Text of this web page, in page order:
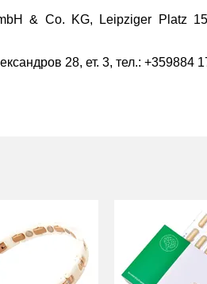
& Co. KG, Leipziger Platz
28, ет. 3, тел.: +359884